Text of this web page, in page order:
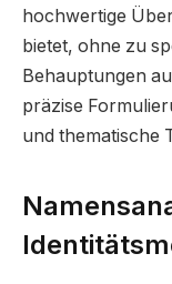
hochwertige
bietet, ohne zu
Behauptungen
präzise
und thematische